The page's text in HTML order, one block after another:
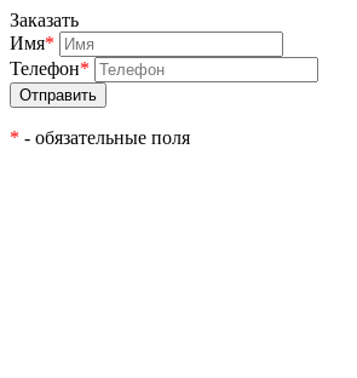
Заказать
Имя*
Телефон*
* - обязательные поля